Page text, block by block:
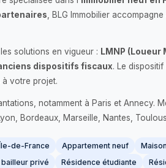
, BLG Immobilier
solutions en vigueur : LMNP
dispositifs fiscaux. Le
votre projet.
notamment à Paris et Annecy.
Bordeaux, Marseille, Nantes,
de-France Appartement neuf
bailleur privé Résidence étudiante